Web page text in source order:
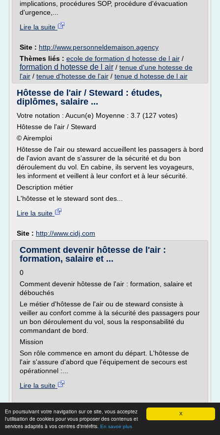
X
En poursuivant votre navigation sur ce site, vous acceptez
l'utilisation de cookies pour vous proposer des contenus et
services adaptés à vos centres d'intérêts. En savoir plus
implications, procédures SOP, procédure d'évacuation
d'urgence,...
Lire la suite
Site : http://www.personneldemaison.agency
Thèmes liés : ecole de formation d hotesse de l air /
formation d hotesse de l air / tenue d'une hotesse de
l'air / tenue d'hotesse de l'air / tenue d hotesse de l air
Hôtesse de l'air / Steward : études,
diplômes, salaire ...
Votre notation : Aucun(e) Moyenne : 3.7 (127 votes)
Hôtesse de l'air / Steward
© Airemploi
Hôtesse de l'air ou steward accueillent les passagers à bord
de l'avion avant de s'assurer de la sécurité et du bon
déroulement du vol. En cabine, ils servent les voyageurs,
les informent et veillent à leur confort et à leur sécurité.
Description métier
L'hôtesse et le steward sont des...
Lire la suite
Site : http://www.cidj.com
Comment devenir hôtesse de l'air :
formation, salaire et ...
0
Comment devenir hôtesse de l'air : formation, salaire et
débouchés
Le métier d'hôtesse de l'air ou de steward consiste à
veiller au confort comme à la sécurité des passagers pour
un bon déroulement du vol, sous la responsabilité du
commandant de bord.
Mission
Son rôle commence en amont du départ. L'hôtesse de
l'air s'assure d'abord que l'équipement de secours est
opérationnel :...
Lire la suite
Centre d'Instruction de Vilgénis (CIV) -
aviatechno.net